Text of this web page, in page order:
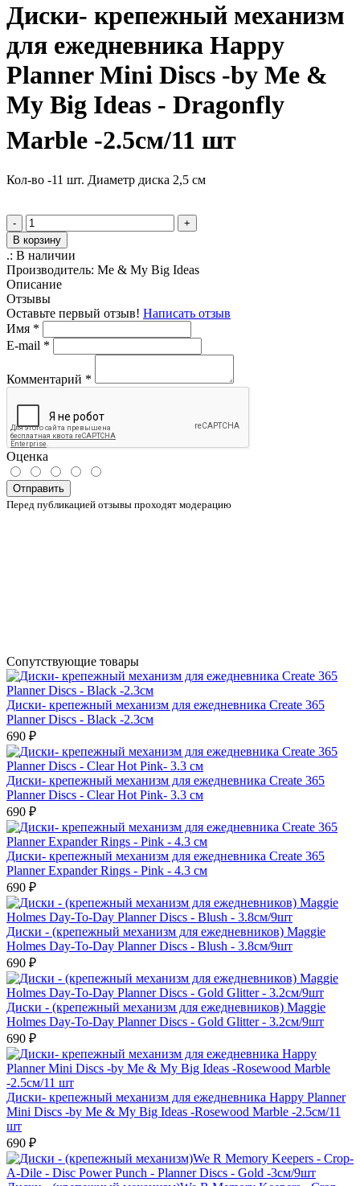
Диски- крепежный механизм
для ежедневника Happy
Planner Mini Discs -by Me &
My Big Ideas - Dragonfly
Marble -2.5см/11 шт
Кол-во -11 шт. Диаметр диска 2,5 см
-
+
В корзину
.: В наличии
Производитель: Me & My Big Ideas
Описание
Отзывы
Оставьте первый отзыв! Написать отзыв
Имя *
E-mail *
Комментарий *
Оценка
Отправить
Перед публикацией отзывы проходят модерацию
Сопутствующие товары
Диски- крепежный механизм для ежедневника Create 365
Planner Discs - Black -2.3см
690 ₽
Диски- крепежный механизм для ежедневника Create 365
Planner Discs - Clear Hot Pink- 3.3 см
690 ₽
Диски- крепежный механизм для ежедневника Create 365
Planner Expander Rings - Pink - 4.3 см
690 ₽
Диски - (крепежный механизм для ежедневников) Maggie
Holmes Day-To-Day Planner Discs - Blush - 3.8см/9шт
690 ₽
Диски - (крепежный механизм для ежедневников) Maggie
Holmes Day-To-Day Planner Discs - Gold Glitter - 3.2см/9шт
690 ₽
Диски- крепежный механизм для ежедневника Happy Planner
Mini Discs -by Me & My Big Ideas -Rosewood Marble -2.5см/11
шт
690 ₽